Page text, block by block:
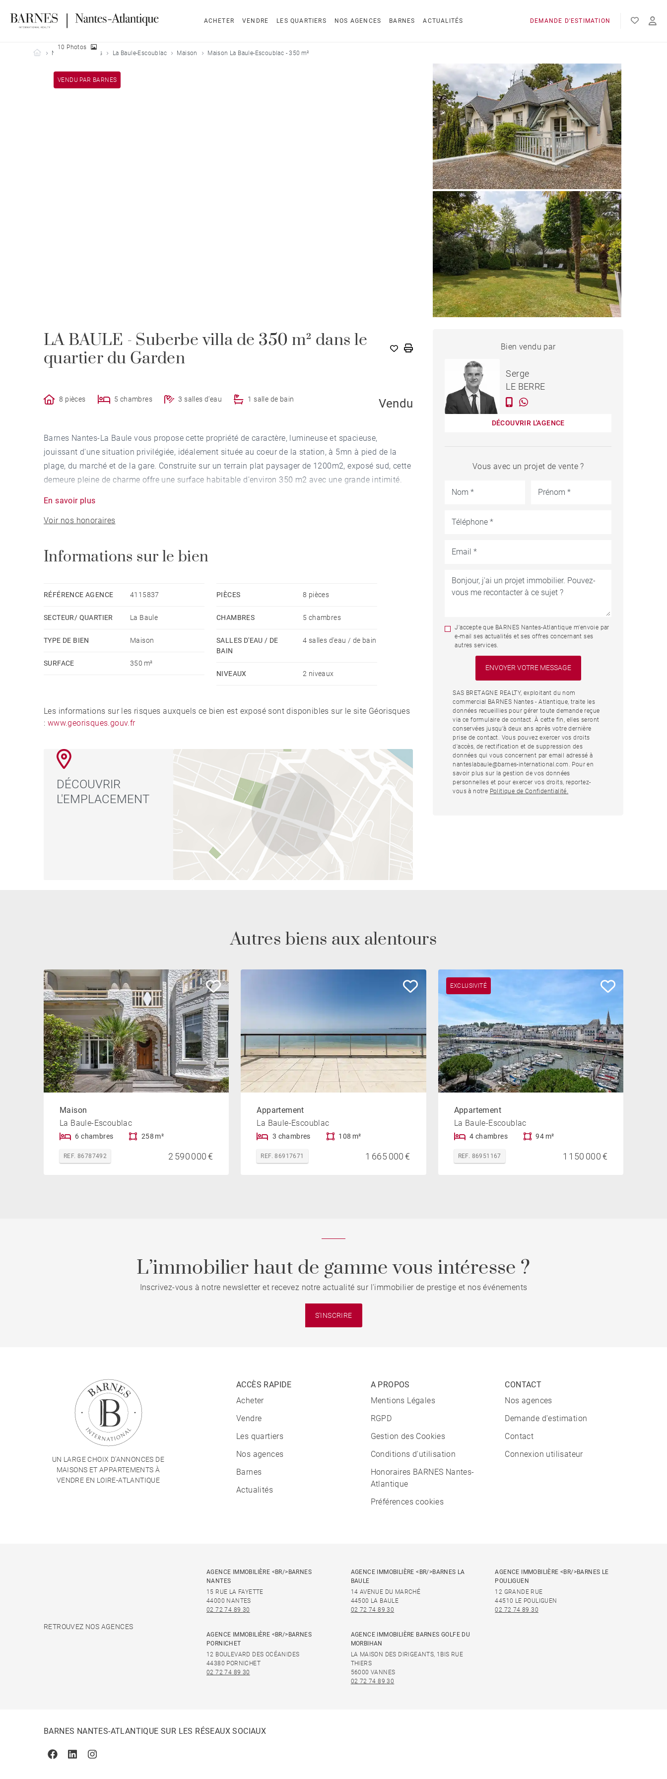
ACHETER VENDRE LES QUARTIERS NOS AGENCES BARNES ACTUALITÉS DEMANDE D'ESTIMATION
Barnes Nantes-Atlantique
Nos biens vendus La Baule-Escoublac Maison Maison La Baule-Escoublac - 350 m²
VENDU PAR BARNES
10 Photos
LA BAULE - Suberbe villa de 350 m² dans le
quartier du Garden
8 pièces 5 chambres 3 salles d'eau 1 salle de bain Vendu
Barnes Nantes-La Baule vous propose cette propriété de caractère, lumineuse et spacieuse,
jouissant d'une situation privilégiée, idéalement située au coeur de la station, à 5mn à pied de la
plage, du marché et de la gare. Construite sur un terrain plat paysager de 1200m2, exposé sud, cette
demeure pleine de charme offre une surface habitable d'environ 350 m2 avec une grande intimité.
véritable pièce à vivre, un bureau, une salle de billard, un salon télévision, 6 chambres avec salle de
bains ou salle d'eau, buanderie et chaufferie complètent la disposition. Un grand garage, une
grande qualité, dans un environnement calme et rare. Honoraires à la charge du vendeur - Montant
moyen de la quote-part de charges courantes 3,200 €/an
En savoir plus
Voir nos honoraires
Informations sur le bien
RÉFÉRENCE AGENCE 4115837
SECTEUR/ QUARTIER La Baule
TYPE DE BIEN Maison
SURFACE 350 m²
PIÈCES 8 pièces
CHAMBRES 5 chambres
SALLES D'EAU / DE
BAIN
4 salles d'eau / de bain
NIVEAUX 2 niveaux
Les informations sur les risques auxquels ce bien est exposé sont disponibles sur le site Géorisques
: www.georisques.gouv.fr
DÉCOUVRIR
L'EMPLACEMENT
MAISON LA BAULE-
Bien vendu par
Serge
LE BERRE
DÉCOUVRIR L'AGENCE
Vous avec un projet de vente ?
J'accepte que BARNES Nantes-Atlantique m'envoie par
e-mail ses actualités et ses offres concernant ses
autres services.
SAS BRETAGNE REALTY, exploitant du nom
commercial BARNES Nantes - Atlantique, traite les
données recueillies pour gérer toute demande reçue
via ce formulaire de contact. À cette fin, elles seront
conservées jusqu’à deux ans après votre dernière
prise de contact. Vous pouvez exercer vos droits
d'accès, de rectification et de suppression des
données qui vous concernent par email adressé à
nanteslabaule@barnes-international.com. Pour en
savoir plus sur la gestion de vos données
personnelles et pour exercer vos droits, reportez-
vous à notre Politique de Confidentialité.
Autres biens aux alentours
Maison
La Baule-Escoublac
6 chambres 258 m²
REF. 86787492 2 590 000 €
Appartement
La Baule-Escoublac
3 chambres 108 m²
REF. 86917671 1 665 000 €
EXCLUSIVITÉ
Appartement
La Baule-Escoublac
4 chambres 94 m²
REF. 86951167 1 150 000 €
L’immobilier haut de gamme vous intéresse ?
Inscrivez-vous à notre newsletter et recevez notre actualité sur l'immobilier de prestige et nos événements
S'INSCRIRE
UN LARGE CHOIX D'ANNONCES DE
MAISONS ET APPARTEMENTS À
VENDRE EN LOIRE-ATLANTIQUE
ACCÈS RAPIDE
Acheter
Vendre
Les quartiers
Nos agences
Barnes
Actualités
A PROPOS
Mentions Légales
RGPD
Gestion des Cookies
Conditions d'utilisation
Honoraires BARNES Nantes-
Atlantique
Préférences cookies
CONTACT
Nos agences
Demande d'estimation
Contact
Connexion utilisateur
RETROUVEZ NOS AGENCES
AGENCE IMMOBILIÈRE <BR/>BARNES
NANTES
15 RUE LA FAYETTE
44000 NANTES
02 72 74 89 30
AGENCE IMMOBILIÈRE <BR/>BARNES LA
BAULE
14 AVENUE DU MARCHÉ
44500 LA BAULE
02 72 74 89 30
AGENCE IMMOBILIÈRE <BR/>BARNES LE
POULIGUEN
12 GRANDE RUE
44510 LE POULIGUEN
02 72 74 89 30
AGENCE IMMOBILIÈRE <BR/>BARNES
PORNICHET
12 BOULEVARD DES OCÉANIDES
44380 PORNICHET
02 72 74 89 30
AGENCE IMMOBILIÈRE BARNES GOLFE DU
MORBIHAN
LA MAISON DES DIRIGEANTS, 1BIS RUE
THIERS
56000 VANNES
02 72 74 89 30
BARNES NANTES-ATLANTIQUE SUR LES RÉSEAUX SOCIAUX
FacebookLinkedinInstagram